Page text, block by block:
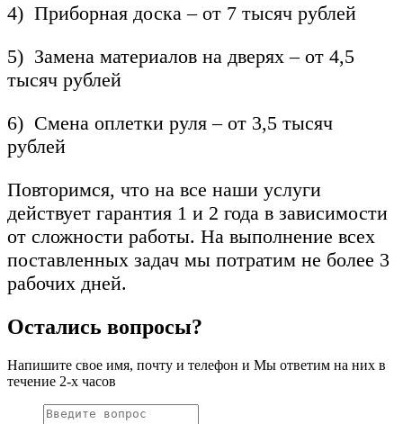
4) Приборная доска – от 7 тысяч рублей
5) Замена материалов на дверях – от 4,5
тысяч рублей
6) Смена оплетки руля – от 3,5 тысяч
рублей
Повторимся, что на все наши услуги
действует гарантия 1 и 2 года в зависимости
от сложности работы. На выполнение всех
поставленных задач мы потратим не более 3
рабочих дней.
Остались вопросы?
Напишите свое имя, почту и телефон и Мы ответим на них в
течение 2-х часов